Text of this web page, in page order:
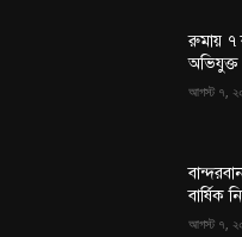
রুমায় ৭
অভিযুক্ত
আগস্ট ৭,
বার্ষিক
আগস্ট ৭,